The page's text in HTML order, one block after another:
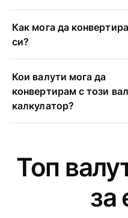
Как мога да
си?
Кои валути мога да
конвертирам с този
калкулатор?
Топ
за